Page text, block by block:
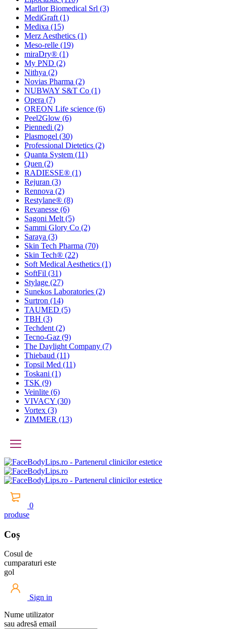
Marllor Biomedical Srl (3)
MediGraft (1)
Medixa (15)
Merz Aesthetics (1)
Meso-relle (19)
miraDry® (1)
My PND (2)
Nithya (2)
Novias Pharma (2)
NUBWAY S&T Co (1)
Opera (7)
OREON Life science (6)
Peel2Glow (6)
Piennedi (2)
Plasmogel (30)
Professional Dietetics (2)
Quanta System (11)
Quen (2)
RADIESSE® (1)
Rejuran (3)
Rennova (2)
Restylane® (8)
Revanesse (6)
Sagoni Melt (5)
Sammi Glory Co (2)
Saraya (3)
Skin Tech Pharma (70)
Skin Tech® (22)
Soft Medical Aesthetics (1)
SoftFil (31)
Stylage (27)
Sunekos Laboratories (2)
Surtron (14)
TAUMED (5)
TBH (3)
Techdent (2)
Tecno-Gaz (9)
The Daylight Company (7)
Thiebaud (11)
Topsil Med (11)
Toskani (1)
TSK (9)
Veinlite (6)
VIVACY (30)
Vortex (3)
ZIMMER (13)
0
produse
Coș
Cosul de
cumparaturi este
gol
Sign in
Nume utilizator
sau adresă email